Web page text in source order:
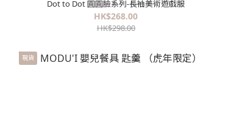
Dot to Dot 圓圓臉系列-長袖美術遊戲服
HK$268.00
HK$298.00
現貨